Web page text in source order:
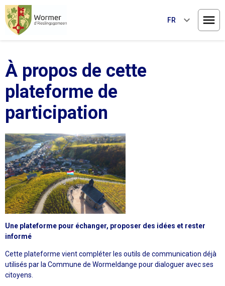
FR keyboard_arrow_down
À propos de cette
plateforme de
participation
Une plateforme pour échanger, proposer des idées et rester
informé
Cette plateforme vient compléter les outils de communication déjà
utilisés par la Commune de Wormeldange pour dialoguer avec ses
citoyens.